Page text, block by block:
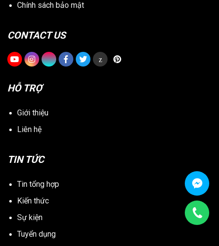
Chính sách bảo mật
CONTACT US
z
HỖ TRỢ
Giới thiệu
Liên hệ
TIN TỨC
Tin tổng hợp
Kiến thức
Sự kiện
Tuyển dụng